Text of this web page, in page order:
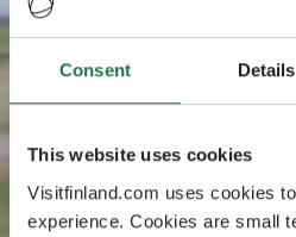
Consent Details
This website uses cookies
Visitfinland.com uses cookies
experience. Cookies are small